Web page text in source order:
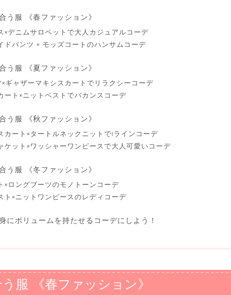
う服 《春ファッション》
×デニムサロペットで大人カジュアルコーデ
ドパンツ × モッズコートのハンサムコーデ
う服 《夏ファッション》
×ギャザーマキシスカートでリラクシーコーデ
ート×ニットベストでバカンスコーデ
う服 《秋ファッション》
カート×タートルネックニットでIラインコーデ
ケット×ワッシャーワンピースで大人可愛いコーデ
う服 《冬ファッション》
×ロングブーツのモノトーンコーデ
ト×ニットワンピースのレディコーデ
にボリュームを持たせるコーデにしよう！
服 《春ファッション》